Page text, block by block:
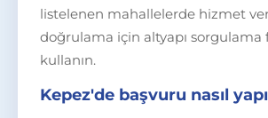
listelenen mahallelerde hizmet
doğrulama için altyapı sorgulama
kullanın.
Kepez'de başvuru nasıl